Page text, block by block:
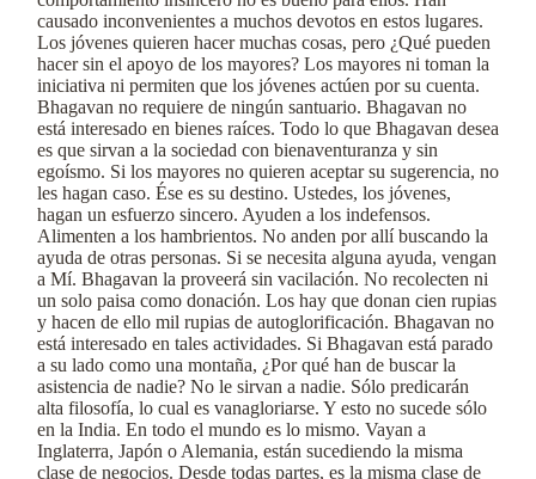
causado inconvenientes a muchos devotos en estos lugares.
Los jóvenes quieren hacer muchas cosas, pero ¿Qué pueden
hacer sin el apoyo de los mayores? Los mayores ni toman la
iniciativa ni permiten que los jóvenes actúen por su cuenta.
Bhagavan no requiere de ningún santuario. Bhagavan no
está interesado en bienes raíces. Todo lo que Bhagavan desea
es que sirvan a la sociedad con bienaventuranza y sin
egoísmo. Si los mayores no quieren aceptar su sugerencia, no
les hagan caso. Ése es su destino. Ustedes, los jóvenes,
hagan un esfuerzo sincero. Ayuden a los indefensos.
Alimenten a los hambrientos. No anden por allí buscando la
ayuda de otras personas. Si se necesita alguna ayuda, vengan
a Mí. Bhagavan la proveerá sin vacilación. No recolecten ni
un solo paisa como donación. Los hay que donan cien rupias
y hacen de ello mil rupias de autoglorificación. Bhagavan no
está interesado en tales actividades. Si Bhagavan está parado
a su lado como una montaña, ¿Por qué han de buscar la
asistencia de nadie? No le sirvan a nadie. Sólo predicarán
alta filosofía, lo cual es vanagloriarse. Y esto no sucede sólo
en la India. En todo el mundo es lo mismo. Vayan a
Inglaterra, Japón o Alemania, están sucediendo la misma
clase de negocios. Desde todas partes, es la misma clase de